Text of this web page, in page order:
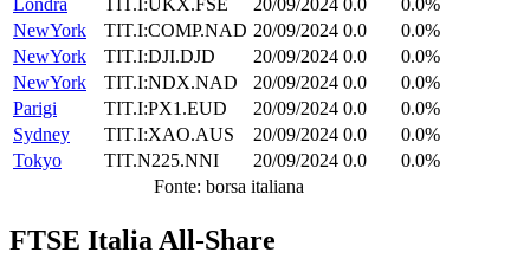
NewYork
TIT.I:COMP.NAD 20/09/2024 0.0
0.0%
NewYork
TIT.I:DJI.DJD 20/09/2024 0.0
0.0%
NewYork
TIT.I:NDX.NAD 20/09/2024 0.0
0.0%
Parigi
TIT.I:PX1.EUD 20/09/2024 0.0
0.0%
Sydney
TIT.I:XAO.AUS 20/09/2024 0.0
0.0%
Tokyo
TIT.N225.NNI 20/09/2024 0.0
0.0%
Fonte: borsa italiana
FTSE Italia All-Share